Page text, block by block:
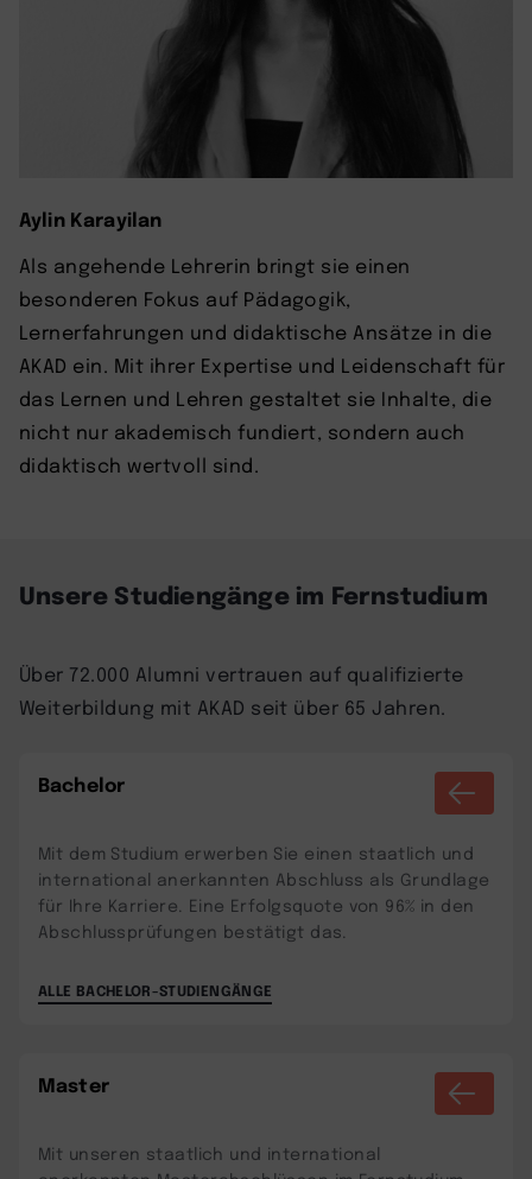
Aylin Karayilan
Als angehende Lehrerin bringt sie einen
besonderen Fokus auf Pädagogik,
Lernerfahrungen und didaktische Ansätze in die
AKAD ein. Mit ihrer Expertise und Leidenschaft für
das Lernen und Lehren gestaltet sie Inhalte, die
nicht nur akademisch fundiert, sondern auch
didaktisch wertvoll sind.
Unsere Studiengänge im Fernstudium
Über 72.000 Alumni vertrauen auf qualifizierte
Weiterbildung mit AKAD seit über 65 Jahren.
Bachelor
Mit dem Studium erwerben Sie einen staatlich und
international anerkannten Abschluss als Grundlage
für Ihre Karriere. Eine Erfolgsquote von 96% in den
Abschlussprüfungen bestätigt das.
ALLE BACHELOR-STUDIENGÄNGE
Master
Mit unseren staatlich und international